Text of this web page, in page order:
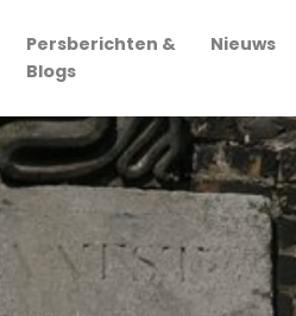
Persberichten &
Blogs
Nieuws